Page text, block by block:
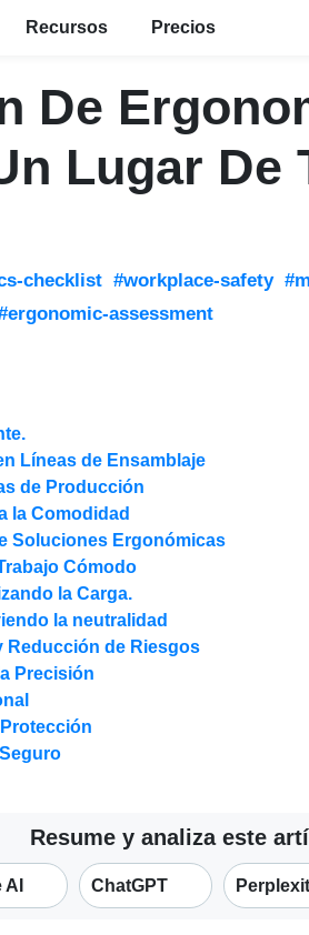
Recursos Precios
De
Lugar De
checklist #workplace-safety
assessment
Líneas de Ensamblaje
de Producción
la Comodidad
Soluciones Ergonómicas
Cómodo
la Carga.
la neutralidad
Reducción de Riesgos
Precisión
Resume y analiza este
ChatGPT